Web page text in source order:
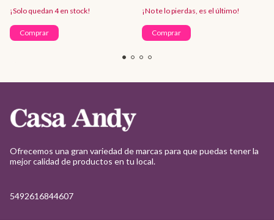
¡Solo quedan 4en stock!
Comprar
¡No te lo pierdas, es el último!
Comprar
Ofrecemos una gran variedad de marcas para que puedas tener la
mejor calidad de productos en tu local.
5492616844607